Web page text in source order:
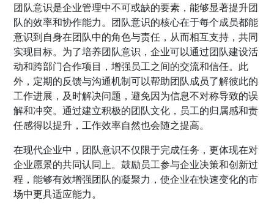
团队意识是企业管理中不可或缺的要素，能够显著提升团
队的效率和协作能力。团队意识的核心在于每个成员都能
意识到自身在团队中的角色与责任，从而相互支持，共同
实现目标。为了培养团队意识，企业可以通过团队建设活
动和跨部门合作项目，增强员工之间的交流和信任。此
外，定期的反馈与沟通机制可以帮助团队成员了解彼此的
工作进展，及时解决问题，避免因为信息不对称导致的误
解和冲突。通过建立积极的团队文化，员工的归属感和责
任感得以提升，工作效率自然也会随之提高。
在现代企业中，团队意识不仅限于完成任务，更体现在对
企业愿景的共同认同上。鼓励员工参与企业决策和创新过
程，能够有效增强团队的凝聚力，使企业在快速变化的市
场中更具适应能力。